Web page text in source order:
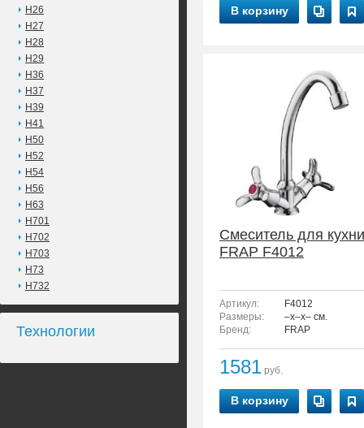
H26
H27
H28
H29
H36
H37
H39
H41
H50
H52
H54
H56
H63
H701
H702
H703
H73
H732
Технологии
В корзину
Смеситель для кухни
FRAP F4012
Артикул:
F4012
Размеры:
–x–x– см.
Бренд:
FRAP
1581 руб.
В корзину